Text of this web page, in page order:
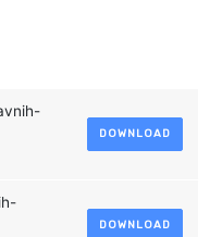
DOWNLOAD
DOWNLOAD